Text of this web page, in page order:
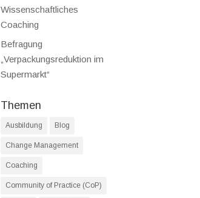
Wissenschaftliches
Coaching
Befragung
„Verpackungsreduktion im
Supermarkt“
Themen
Ausbildung Blog
Change Management
Coaching
Community of Practice (CoP)